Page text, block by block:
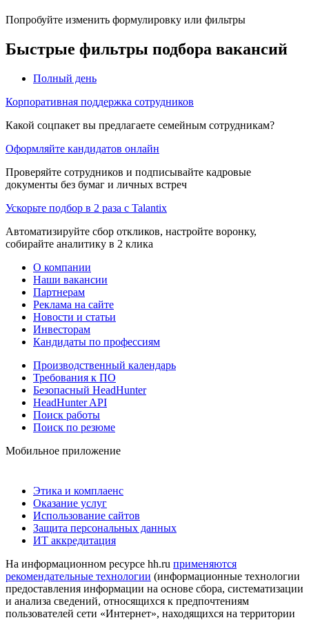
Попробуйте изменить формулировку или фильтры
Быстрые фильтры подбора вакансий
Полный день
Корпоративная поддержка сотрудников
Какой соцпакет вы предлагаете семейным сотрудникам?
Оформляйте кандидатов онлайн
Проверяйте сотрудников и подписывайте кадровые
документы без бумаг и личных встреч
Ускорьте подбор в 2 раза с Talantix
Автоматизируйте сбор откликов, настройте воронку,
собирайте аналитику в 2 клика
О компании
Наши вакансии
Партнерам
Реклама на сайте
Новости и статьи
Инвесторам
Кандидаты по профессиям
Производственный календарь
Требования к ПО
Безопасный HeadHunter
HeadHunter API
Поиск работы
Поиск по резюме
Мобильное приложение
Этика и комплаенс
Оказание услуг
Использование сайтов
Защита персональных данных
ИТ аккредитация
На информационном ресурсе hh.ru применяются
рекомендательные технологии (информационные технологии
предоставления информации на основе сбора, систематизации
и анализа сведений, относящихся к предпочтениям
пользователей сети «Интернет», находящихся на территории